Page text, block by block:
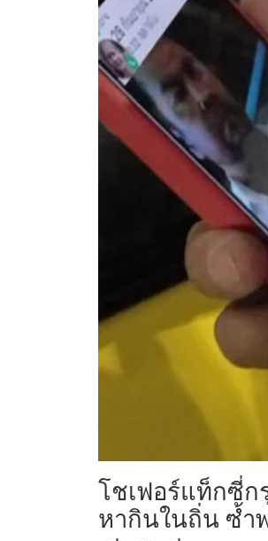
โชเฟอร์แท็กซี่ก
หากินในถิ่น ซ้ำ